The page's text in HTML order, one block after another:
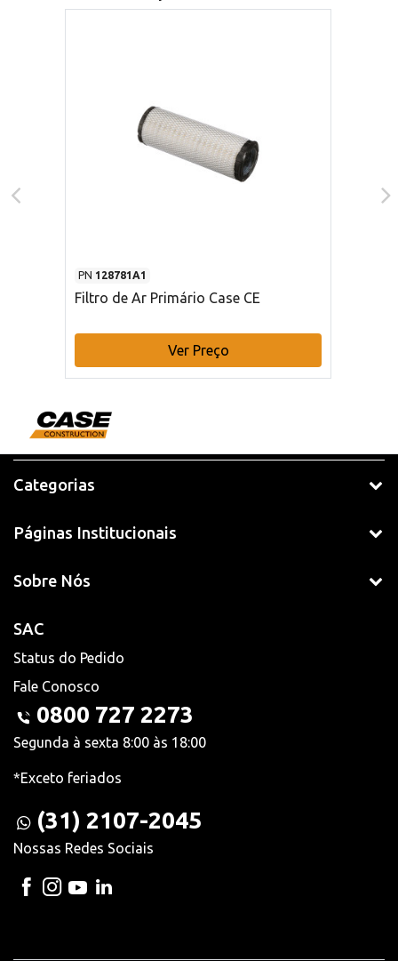
PN 128781A1
Filtro de Ar Primário Case CE
Ver Preço
Categorias
Páginas Institucionais
Sobre Nós
SAC
Status do Pedido
Fale Conosco
0800 727 2273
Segunda à sexta 8:00 às 18:00
*Exceto feriados
(31) 2107-2045
Nossas Redes Sociais